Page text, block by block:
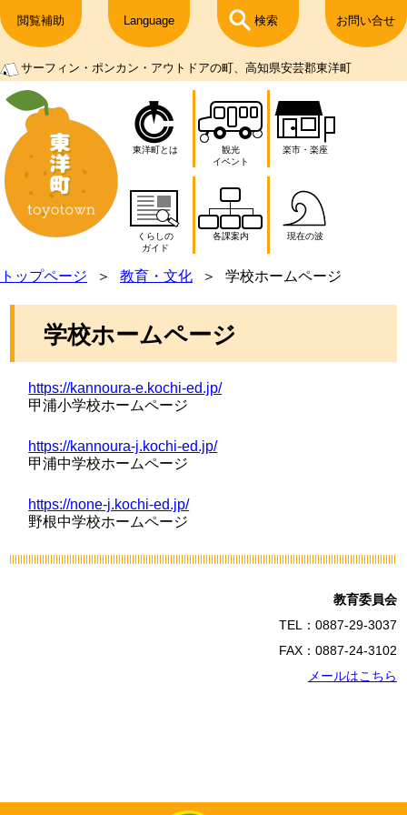
閲覧補助 Language 検索 お問い合せ
サーフィン・ポンカン・アウトドアの町、高知県安芸郡東洋町
東洋町とは
観光
イベント
楽市・楽座
くらしの
ガイド
各課案内 現在の波
トップページ 教育・文化 学校ホームページ
学校ホームページ
https://kannoura-e.kochi-ed.jp/
甲浦小学校ホームページ
https://kannoura-j.kochi-ed.jp/
甲浦中学校ホームページ
https://none-j.kochi-ed.jp/
野根中学校ホームページ
教育委員会
TEL：0887-29-3037
FAX：0887-24-3102
メールはこちら